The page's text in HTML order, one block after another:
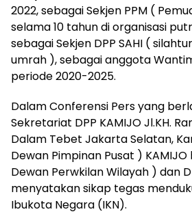
2022, sebagai Sekjen PPM (
selama 10 tahun di organisasi
sebagai Sekjen DPP SAHI (
umrah ), sebagai anggota
periode 2020-2025.
Dalam Conferensi Pers yang
Sekretariat DPP KAMIJO Jl.KH.
Dalam Tebet Jakarta Selatan,
Dewan Pimpinan Pusat )
Dewan Perwkilan Wilayah ) dan
menyatakan sikap tegas
Ibukota Negara (IKN).